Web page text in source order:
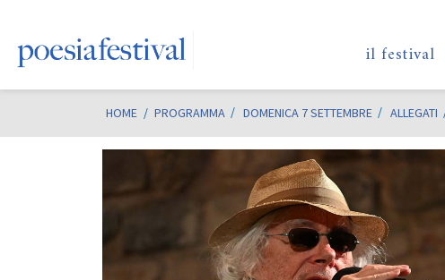
il festival
HOME / PROGRAMMA DOMENICA 7 SETTEMBRE ALLEGATI